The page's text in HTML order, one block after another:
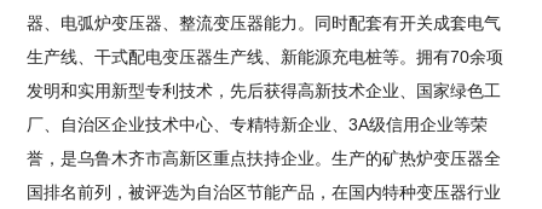
器、电弧炉变压器、整流变压器能力。同时配套有开关成套电气
生产线、干式配电变压器生产线、新能源充电桩等。拥有70余项
发明和实用新型专利技术，先后获得高新技术企业、国家绿色工
厂、自治区企业技术中心、专精特新企业、3A级信用企业等荣
誉，是乌鲁木齐市高新区重点扶持企业。生产的矿热炉变压器全
国排名前列，被评选为自治区节能产品，在国内特种变压器行业